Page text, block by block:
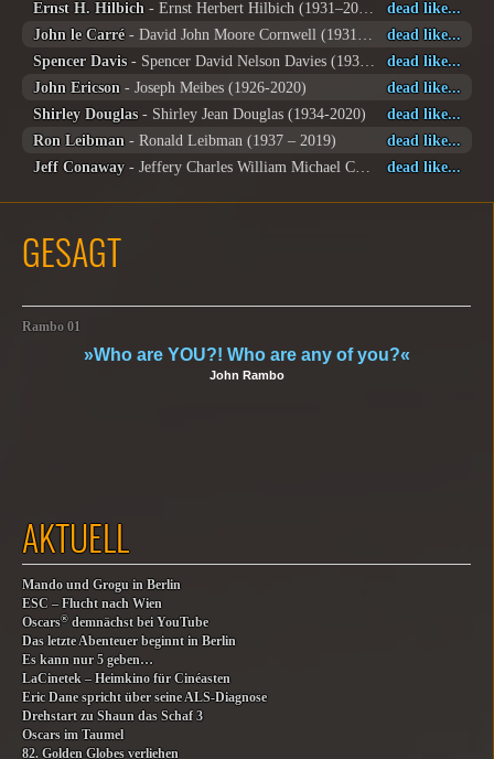
Ernst H. Hilbich
dead like...
John le Carré
dead like...
Spencer Davis
dead like...
John Ericson - Joseph Meibes (1926-2020)
dead like...
Shirley Douglas- Shirley Jean Douglas (1934-2020)
dead like...
Ron Leibman - Ronald Leibman (1937 – 2019)
dead like...
Jeff Conaway
dead like...
GESAGT
Rambo 01
»Who are YOU?! Who are any of you?«
John Rambo
AKTUELL
Mando und Grogu in Berlin
ESC – Flucht nach Wien
Oscars® demnächst bei YouTube
Das letzte Abenteuer beginnt in Berlin
Es kann nur 5 geben…
LaCinetek – Heimkino für Cinéasten
Eric Dane spricht über seine ALS-Diagnose
Drehstart zu Shaun das Schaf 3
Oscars im Taumel
82. Golden Globes verliehen